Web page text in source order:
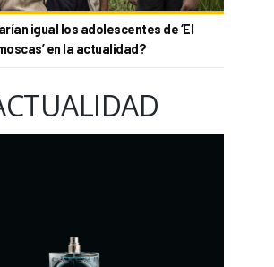
igual los adolescentes de ‘El
en la actualidad?